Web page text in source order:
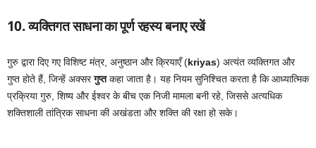
10. व्यक्तिगत साधना का पूर्ण रहस्य बनाए रखें
गुरु द्वारा दिए गए विशिष्ट मंत्र, अनुष्ठान और क्रियाएँ (kriyas) अत्यंत व्यक्तिगत और
गुप्त होते हैं, जिन्हें अक्सरगुप्तकहा जाता है। यह नियम सुनिश्चित करता है कि आध्यात्मिक
प्रक्रिया गुरु, शिष्य और ईश्वर के बीच एक निजी मामला बनी रहे, जिससे अत्यधिक
शक्तिशाली तांत्रिक साधना की अखंडता और शक्ति की रक्षा हो सके।